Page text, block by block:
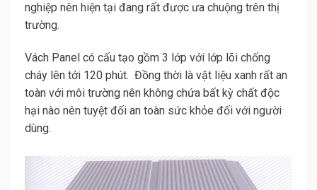
nghiệp nên hiện tại đang rất được ưa chuộng trên thị
trường.
Vách Panel có cấu tạo gồm 3 lớp với lớp lõi chống
cháy lên tới 120 phút. Đồng thời là vật liệu xanh rất an
toàn với môi trường nên không chứa bất kỳ chất độc
hại nào nên tuyệt đối an toàn sức khỏe đối với người
dùng.